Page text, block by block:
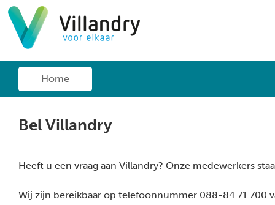
Home
Bel Villandry
Heeft u een vraag aan Villandry? Onze medewerkers
Wij zijn bereikbaar op telefoonnummer 088-84 71 700